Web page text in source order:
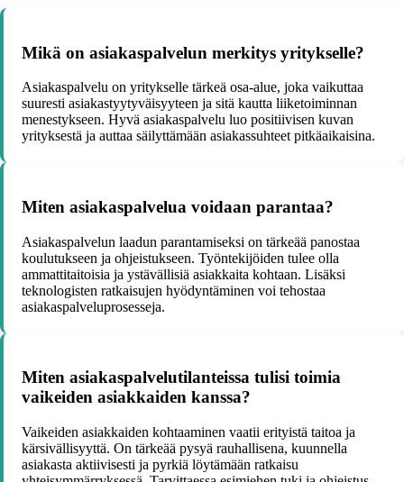
Mikä on asiakaspalvelun merkitys yritykselle?
Asiakaspalvelu on yritykselle tärkeä osa-alue, joka vaikuttaa
suuresti asiakastyytyväisyyteen ja sitä kautta liiketoiminnan
menestykseen. Hyvä asiakaspalvelu luo positiivisen kuvan
yrityksestä ja auttaa säilyttämään asiakassuhteet pitkäaikaisina.
Miten asiakaspalvelua voidaan parantaa?
Asiakaspalvelun laadun parantamiseksi on tärkeää panostaa
koulutukseen ja ohjeistukseen. Työntekijöiden tulee olla
ammattitaitoisia ja ystävällisiä asiakkaita kohtaan. Lisäksi
teknologisten ratkaisujen hyödyntäminen voi tehostaa
asiakaspalveluprosesseja.
Miten asiakaspalvelutilanteissa tulisi toimia
vaikeiden asiakkaiden kanssa?
Vaikeiden asiakkaiden kohtaaminen vaatii erityistä taitoa ja
kärsivällisyyttä. On tärkeää pysyä rauhallisena, kuunnella
asiakasta aktiivisesti ja pyrkiä löytämään ratkaisu